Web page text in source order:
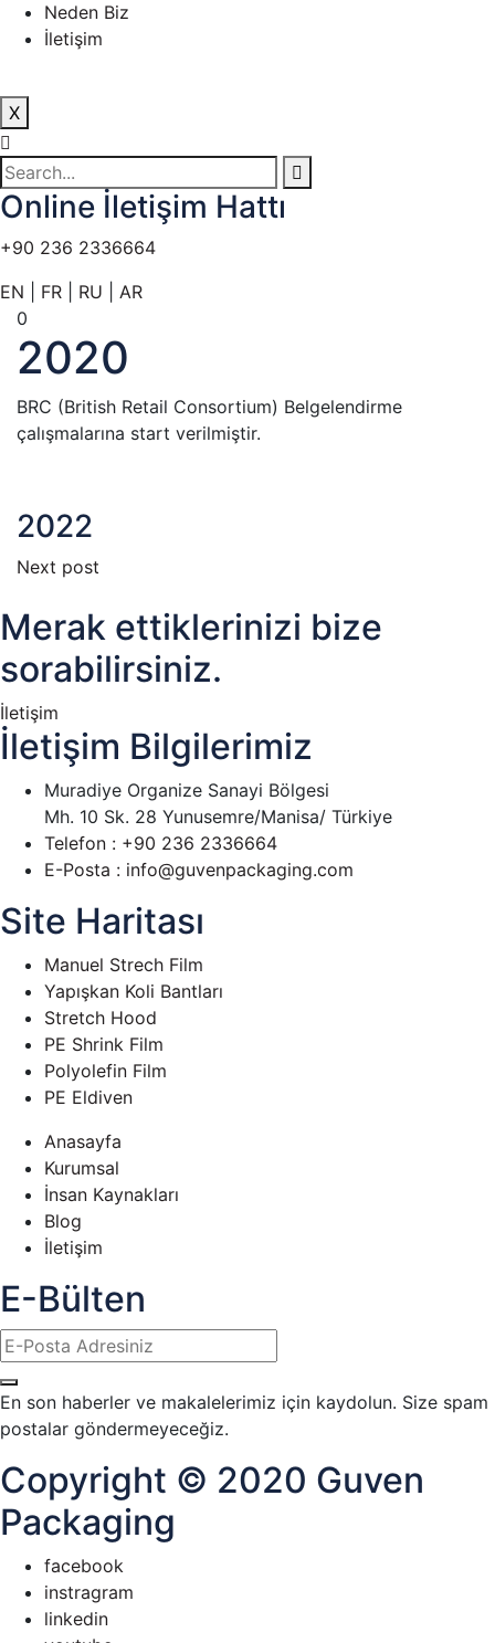
Neden Biz
İletişim
X
Online İletişim Hattı
+90 236 2336664
EN
FR RU
AR
0
2020
BRC (British Retail Consortium) Belgelendirme
çalışmalarına start verilmiştir.
2022
Next post
Merak ettiklerinizi bize
sorabilirsiniz.
İletişim
İletişim Bilgilerimiz
Muradiye Organize Sanayi Bölgesi
Mh. 10 Sk. 28 Yunusemre/Manisa/ Türkiye
Telefon : +90 236 2336664
E-Posta : info@guvenpackaging.com
Site Haritası
Manuel Strech Film
Yapışkan Koli Bantları
Stretch Hood
PE Shrink Film
Polyolefin Film
PE Eldiven
Anasayfa
Kurumsal
İnsan Kaynakları
Blog
İletişim
E-Bülten
En son haberler ve makalelerimiz için kaydolun. Size spam
postalar göndermeyeceğiz.
Copyright © 2020 Guven
Packaging
facebook
instragram
linkedin